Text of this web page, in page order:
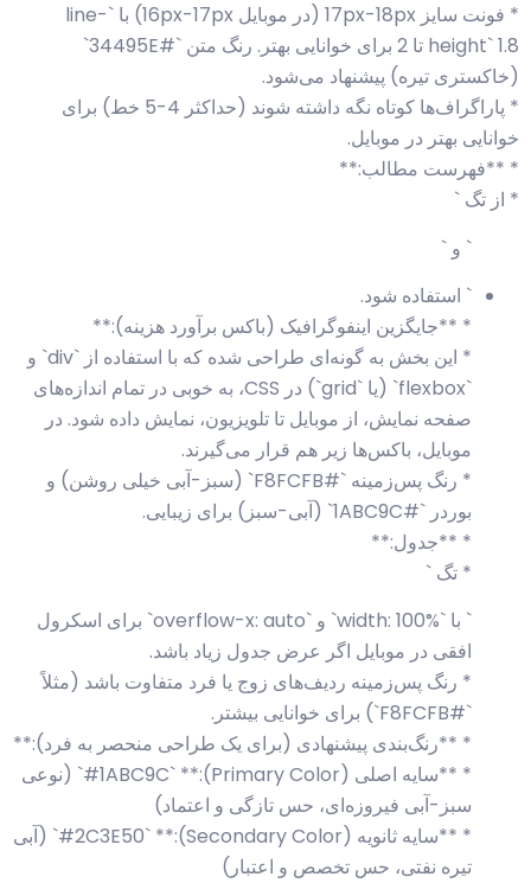
* فونت سایز 17px-18px (در موبایل 16px-17px) با `line-
height` 1.8 تا 2 برای خوانایی بهتر. رنگ متن `#34495E`
(خاکستری تیره) پیشنهاد می‌شود.
* پاراگراف‌ها کوتاه نگه داشته شوند (حداکثر 4-5 خط) برای
خوانایی بهتر در موبایل.
* **فهرست مطالب:**
* از تگ `
` و `
` استفاده شود.
* **جایگزین اینفوگرافیک (باکس برآورد هزینه):**
* این بخش به گونه‌ای طراحی شده که با استفاده از `div` و
`flexbox` (یا `grid`) در CSS، به خوبی در تمام اندازه‌های
صفحه نمایش، از موبایل تا تلویزیون، نمایش داده شود. در
موبایل، باکس‌ها زیر هم قرار می‌گیرند.
* رنگ پس‌زمینه `#F8FCFB` (سبز-آبی خیلی روشن) و
بوردر `#1ABC9C` (آبی-سبز) برای زیبایی.
* **جدول:**
* تگ `
` با `width: 100%` و `overflow-x: auto` برای اسکرول
افقی در موبایل اگر عرض جدول زیاد باشد.
* رنگ پس‌زمینه ردیف‌های زوج یا فرد متفاوت باشد (مثلاً
`#F8FCFB`) برای خوانایی بیشتر.
* **رنگ‌بندی پیشنهادی (برای یک طراحی منحصر به فرد):**
* **سایه اصلی (Primary Color):** `#1ABC9C` (نوعی
سبز-آبی فیروزه‌ای، حس تازگی و اعتماد)
* **سایه ثانویه (Secondary Color):** `#2C3E50` (آبی
تیره نفتی، حس تخصص و اعتبار)